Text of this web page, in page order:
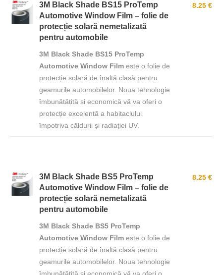
3M Black Shade BS15 ProTemp
Automotive Window Film – folie de
protecție solară nemetalizată
pentru automobile
3M Black Shade BS15 ProTemp
Automotive Window Filmeste o folie de
protecție solară de înaltă clasă pentru
geamurile automobilelor. Noua tehnologie
îmbunătățită și economică vă va oferi o
protecție excelentă a habitaclului
împotriva căldurii și radiației UV.
8.25 €
3M Black Shade BS5 ProTemp
Automotive Window Film – folie de
protecție solară nemetalizată
pentru automobile
3M Black Shade BS5 ProTemp
Automotive Window Filmeste o folie de
protecție solară de înaltă clasă pentru
geamurile automobilelor. Noua tehnologie
8.25 €